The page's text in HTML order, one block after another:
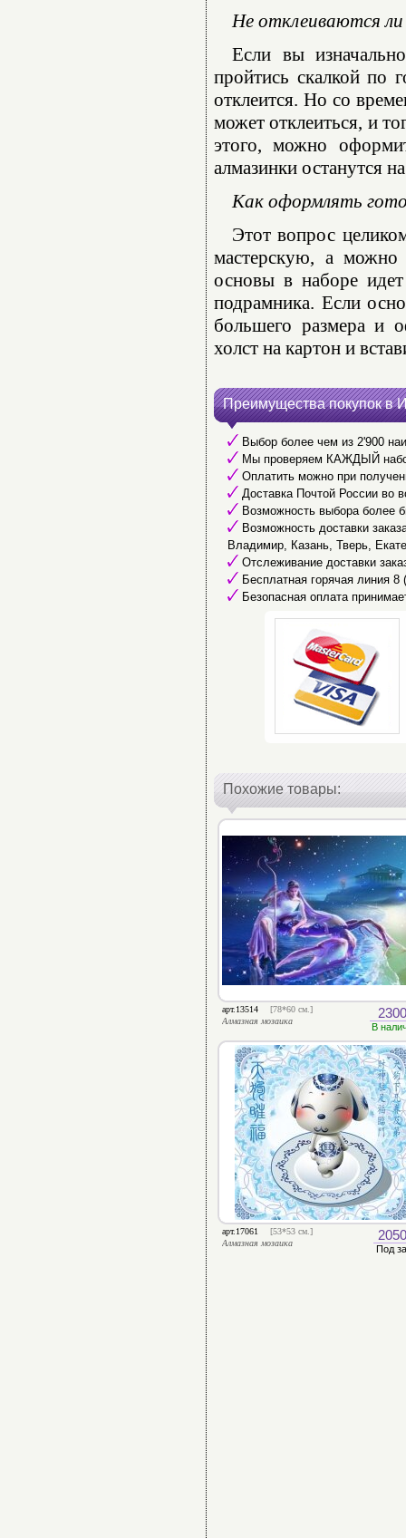
Не отклеиваются ли
Если вы
пройтись скалкой по
отклеится. Но со
может отклеиться, и
этого, можно
алмазинки останутся
Как оформлять
Этот вопрос
мастерскую, а можно
основы в наборе
подрамника. Если
большего размера и
холст на картон и
Преимущества покупок в
Выбор более чем из 2'900
Мы проверяем КАЖДЫЙ набор
Оплатить можно при
Доставка Почтой России во
Возможность выбора более
Возможность доставки
Владимир, Казань, Тверь,
Отслеживание доставки
Бесплатная горячая линия
Безопасная оплата
Похожие товары:
арт.13514
[78*60 см.]
Алмазная мозаика
В
арт.17061
[53*53 см.]
Алмазная мозаика
Под